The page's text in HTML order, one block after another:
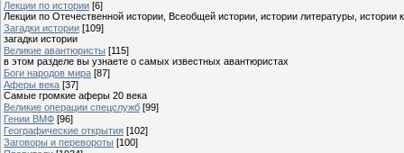
Лекции по истории [6]
Лекции по Отечественной истории, Всеобщей истории, истории литературы, истории
Загадки истории [109]
загадки истории
Великие авантюристы [115]
в этом разделе вы узнаете о самых известных авантюристах
Боги народов мира [87]
Аферы века [37]
Самые громкие аферы 20 века
Великие операции спецслужб [99]
Гении ВМФ [96]
Географические открытия [102]
Заговоры и перевороты [100]